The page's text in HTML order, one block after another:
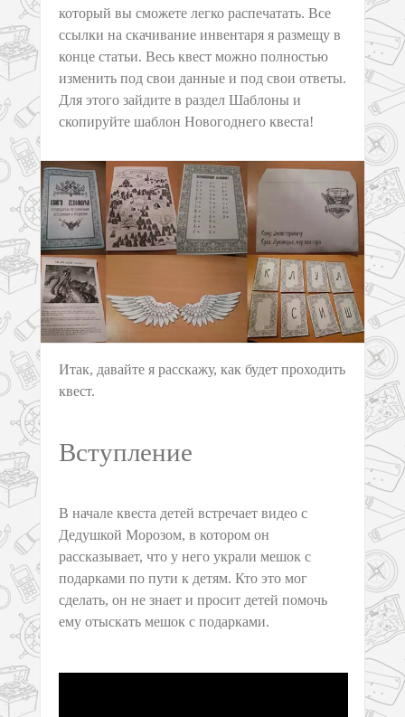
который вы сможете легко распечатать. Все
ссылки на скачивание инвентаря я размещу в
конце статьи. Весь квест можно полностью
изменить под свои данные и под свои ответы.
Для этого зайдите в раздел Шаблоны и
скопируйте шаблон Новогоднего квеста!
Итак, давайте я расскажу, как будет проходить
квест.
Вступление
В начале квеста детей встречает видео с
Дедушкой Морозом, в котором он
рассказывает, что у него украли мешок с
подарками по пути к детям. Кто это мог
сделать, он не знает и просит детей помочь
ему отыскать мешок с подарками.